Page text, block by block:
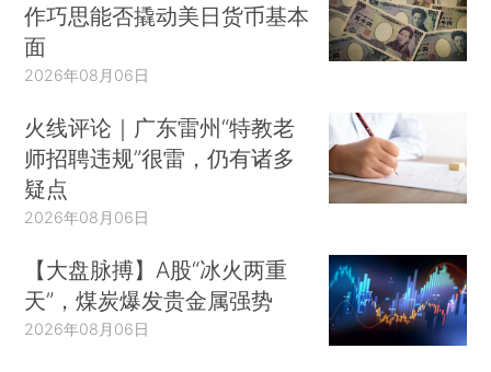
作巧思能否撬动美日货币基本
面
2026年08月06日
火线评论｜广东雷州“特教老
师招聘违规”很雷，仍有诸多
疑点
2026年08月06日
【大盘脉搏】A股“冰火两重
天”，煤炭爆发贵金属强势
2026年08月06日